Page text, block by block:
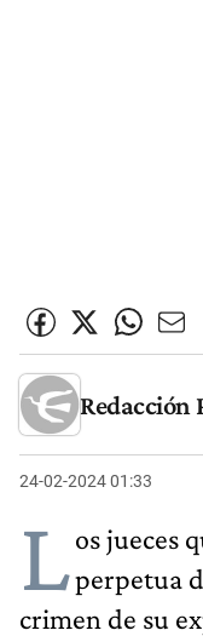
Redacción
24-02-2024 01:33
Los jueces
perpetua
crimen de su